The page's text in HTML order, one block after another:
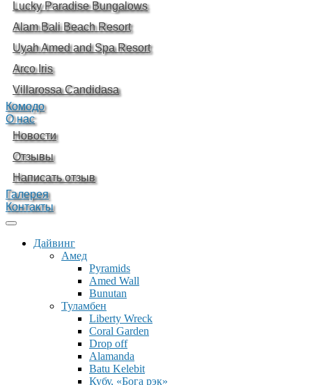
Lucky Paradise Bungalows
Alam Bali Beach Resort
Uyah Amed and Spa Resort
Arco Iris
Villarossa Candidasa
Комодо
О нас
Новости
Отзывы
Написать отзыв
Галерея
Контакты
Дайвинг
Амед
Pyramids
Amed Wall
Bunutan
Туламбен
Liberty Wreck
Coral Garden
Drop off
Alamanda
Batu Kelebit
Кубу, «Бога рэк»